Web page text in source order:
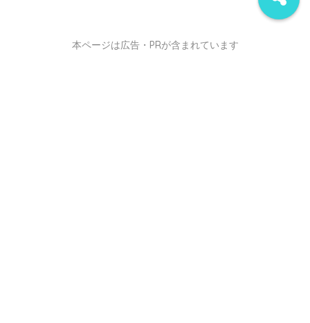
本ページは広告・PRが含まれています